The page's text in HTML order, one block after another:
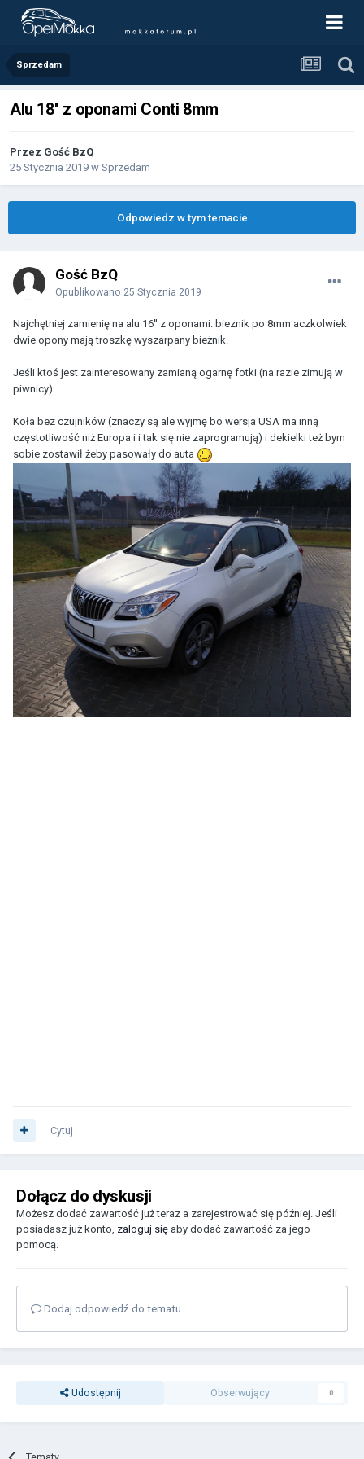
Sprzedam
Alu 18'' z oponami Conti 8mm
Przez Gość BzQ
25 Stycznia 2019 w Sprzedam
Odpowiedz w tym temacie
Gość BzQ
Opublikowano 25 Stycznia 2019
Najchętniej zamienię na alu 16'' z oponami. bieznik po 8mm aczkolwiek
dwie opony mają troszkę wyszarpany bieżnik.
Jeśli ktoś jest zainteresowany zamianą ogarnę fotki (na razie zimują w
piwnicy)
Koła bez czujników (znaczy są ale wyjmę bo wersja USA ma inną
częstotliwość niż Europa i i tak się nie zaprogramują) i dekielki też bym
sobie zostawił żeby pasowały do auta
Cytuj
Dołącz do dyskusji
Możesz dodać zawartość już teraz a zarejestrować się później. Jeśli
posiadasz już konto, zaloguj się aby dodać zawartość za jego
pomocą.
Dodaj odpowiedź do tematu...
Udostępnij Obserwujący 0